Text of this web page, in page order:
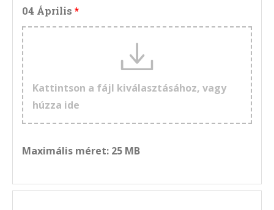
04 Április
Kattintson a fájl kiválasztásához, vagy
húzza ide
Maximális méret: 25 MB